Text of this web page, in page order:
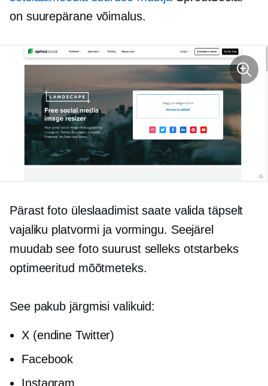
on suurepärane võimalus.
Pärast foto üleslaadimist saate valida täpselt
vajaliku platvormi ja vormingu. Seejärel
muudab see foto suurust selleks otstarbeks
optimeeritud mõõtmeteks.
See pakub järgmisi valikuid:
X (endine Twitter)
Facebook
Instagram